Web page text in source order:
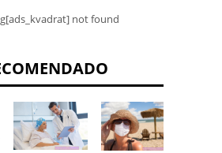
not found